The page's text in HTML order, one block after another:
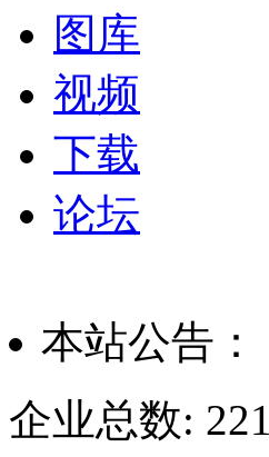
图库
视频
下载
论坛
本站公告：
企业总数: 221